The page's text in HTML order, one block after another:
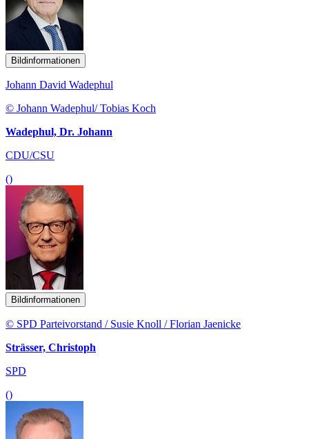
Bildinformationen
Johann David Wadephul
© Johann Wadephul/ Tobias Koch
Wadephul, Dr. Johann
CDU/CSU
()
Bildinformationen
© SPD Parteivorstand / Susie Knoll / Florian Jaenicke
Strässer, Christoph
SPD
()